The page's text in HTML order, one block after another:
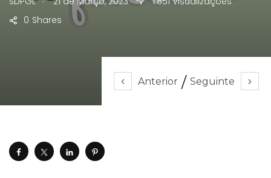
Anterior Seguinte
Shares
0